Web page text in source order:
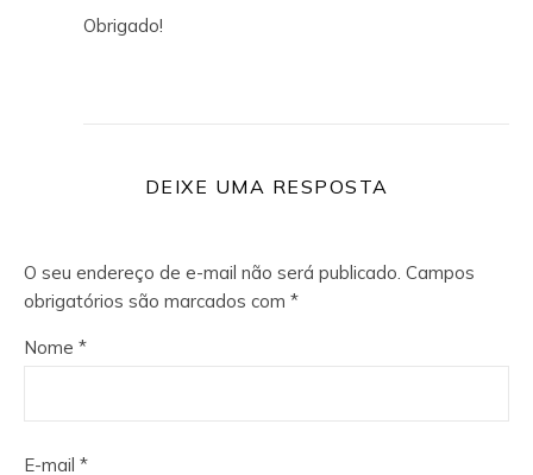
Obrigado!
DEIXE UMA RESPOSTA
O seu endereço de e-mail não será publicado. Campos
obrigatórios são marcados com *
Nome *
E-mail *